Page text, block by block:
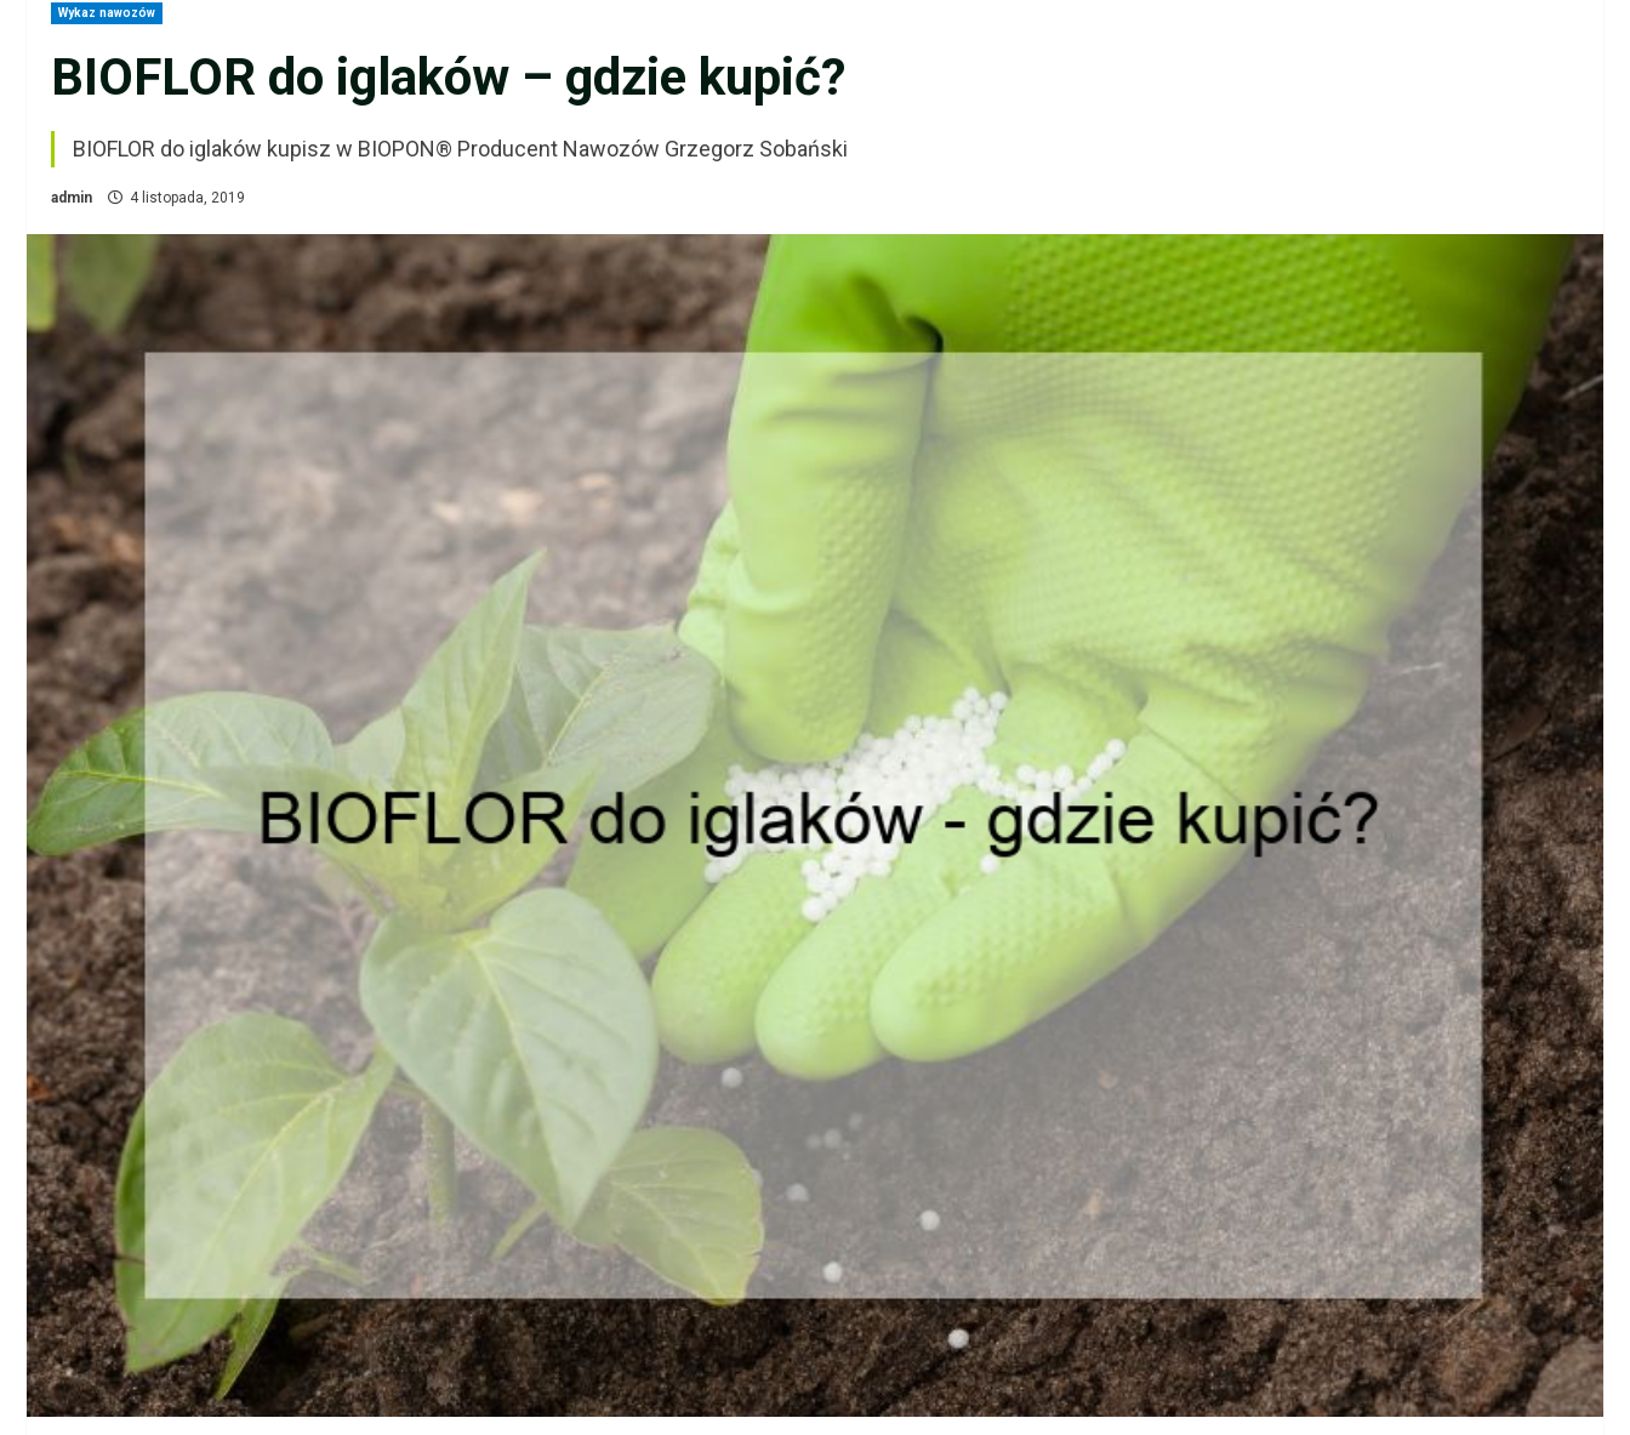
Wykaz nawozów
BIOFLOR do iglaków – gdzie kupić?
BIOFLOR do iglaków kupisz w BIOPON® Producent Nawozów Grzegorz Sobański
admin 4 listopada, 2019